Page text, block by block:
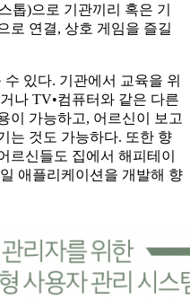
톱)으로 기관끼리 혹은 기
로 연결, 상호 게임을 즐길
수 있다. 기관에서 교육을 위
나 TV•컴퓨터와 같은 다른
이 가능하고, 어르신이 보고
는 것도 가능하다. 또한 향
르신들도 집에서 해피테이
애플리케이션을 개발해 향